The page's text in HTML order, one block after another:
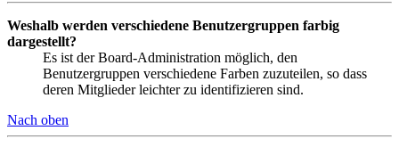
Weshalb werden verschiedene Benutzergruppen farbig
dargestellt?
Es ist der Board-Administration möglich, den
Benutzergruppen verschiedene Farben zuzuteilen, so dass
deren Mitglieder leichter zu identifizieren sind.
Nach oben